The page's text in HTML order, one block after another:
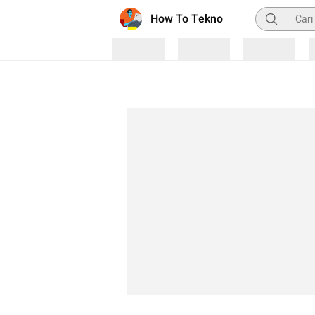
How To Tekno Pencarian